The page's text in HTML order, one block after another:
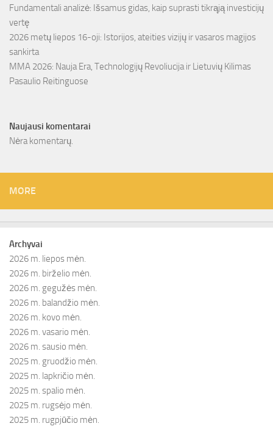
Fundamentali analizė: Išsamus gidas, kaip suprasti tikrąją investicijų
vertę
2026 metų liepos 16-oji: Istorijos, ateities vizijų ir vasaros magijos
sankirta
MMA 2026: Nauja Era, Technologijų Revoliucija ir Lietuvių Kilimas
Pasaulio Reitinguose
Naujausi komentarai
Nėra komentarų.
MORE
Archyvai
2026 m. liepos mėn.
2026 m. birželio mėn.
2026 m. gegužės mėn.
2026 m. balandžio mėn.
2026 m. kovo mėn.
2026 m. vasario mėn.
2026 m. sausio mėn.
2025 m. gruodžio mėn.
2025 m. lapkričio mėn.
2025 m. spalio mėn.
2025 m. rugsėjo mėn.
2025 m. rugpjūčio mėn.